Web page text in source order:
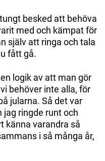
besked att behöva
med och kämpat för
själv att ringa och tala
fått gå.
logik av att man gör
behöver inte alla, för
jularna. Så det var
ringde runt och
känna varandra så
i så många år,